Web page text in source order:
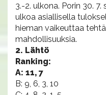
3.-2. ulkona. Porin 30.
ulkoa asiallisella
hieman vaikeuttaa
mahdollisuuksia.
2. Lähtö
Ranking:
A: 11, 7
B: 9, 6, 3, 10